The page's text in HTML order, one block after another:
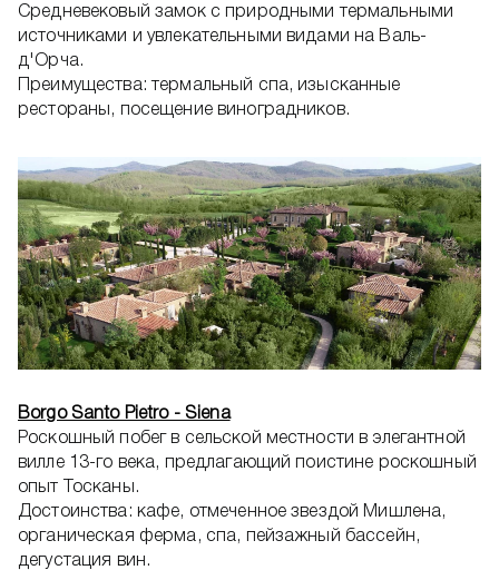
Средневековый замок с природными термальными
источниками и увлекательными видами на Валь-
д'Орча.
Преимущества: термальный спа, изысканные
рестораны, посещение виноградников.
Borgo Santo Pietro - Siena
Роскошный побег в сельской местности в элегантной
вилле 13-го века, предлагающий поистине роскошный
опыт Тосканы.
Достоинства: кафе, отмеченное звездой Мишлена,
органическая ферма, спа, пейзажный бассейн,
дегустация вин.